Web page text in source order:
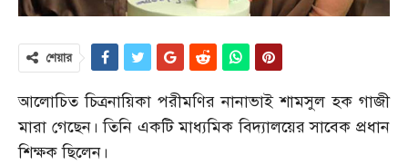
শেয়ার
আলোচিত চিত্রনায়িকা পরীমণির নানাভাই শামসুল হক গাজী
মারা গেছেন। তিনি একটি মাধ্যমিক বিদ্যালয়ের সাবেক প্রধান
শিক্ষক ছিলেন।